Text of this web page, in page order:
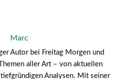
Marc
Autor bei Freitag Morgen und
aller Art – von aktuellen
Analysen. Mit seiner